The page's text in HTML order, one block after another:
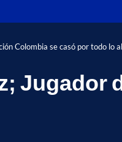
Colombia se casó por todo lo
Jugador